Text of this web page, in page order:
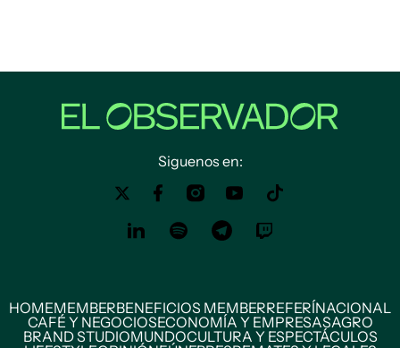
Siguenos en:
HOMEMEMBERBENEFICIOS MEMBERREFERÍNACIONAL
CAFÉ Y NEGOCIOSECONOMÍA Y EMPRESASAGRO
BRAND STUDIOMUNDOCULTURA Y ESPECTÁCULOS